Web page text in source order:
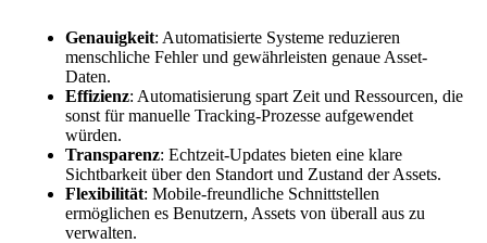
Genauigkeit: Automatisierte Systeme reduzieren
menschliche Fehler und gewährleisten genaue Asset-
Daten.
Effizienz: Automatisierung spart Zeit und Ressourcen, die
sonst für manuelle Tracking-Prozesse aufgewendet
würden.
Transparenz: Echtzeit-Updates bieten eine klare
Sichtbarkeit über den Standort und Zustand der Assets.
Flexibilität: Mobile-freundliche Schnittstellen
ermöglichen es Benutzern, Assets von überall aus zu
verwalten.